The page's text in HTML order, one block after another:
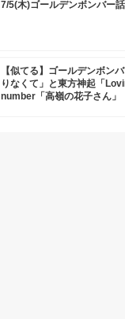
7/5(木)ゴールデンボンバー
【似てる】ゴールデンボン
りなくて」と東方神起「
number「高嶺の花子さん」